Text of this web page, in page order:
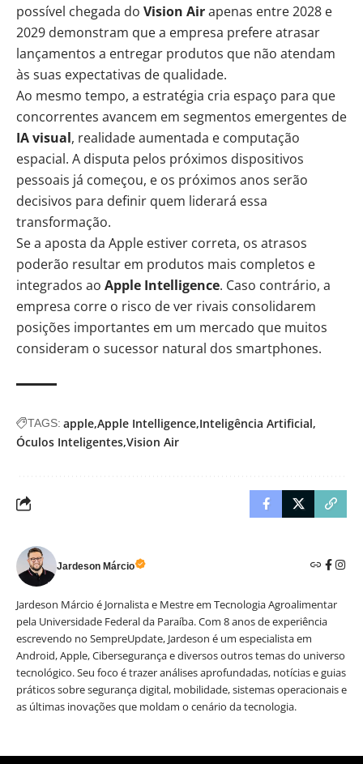
possível chegada do Vision Airapenas entre 2028 e
2029 demonstram que a empresa prefere atrasar
lançamentos a entregar produtos que não atendam
às suas expectativas de qualidade.
Ao mesmo tempo, a estratégia cria espaço para que
concorrentes avancem em segmentos emergentes de
IA visual, realidade aumentada e computação
espacial. A disputa pelos próximos dispositivos
pessoais já começou, e os próximos anos serão
decisivos para definir quem liderará essa
transformação.
Se a aposta da Apple estiver correta, os atrasos
poderão resultar em produtos mais completos e
integrados ao Apple Intelligence. Caso contrário, a
empresa corre o risco de ver rivais consolidarem
posições importantes em um mercado que muitos
consideram o sucessor natural dos smartphones.
TAGS: apple Apple Intelligence Inteligência Artificial
Óculos Inteligentes Vision Air
Jardeson Márcio
Jardeson Márcio é Jornalista e Mestre em Tecnologia Agroalimentar
pela Universidade Federal da Paraíba. Com 8 anos de experiência
escrevendo no SempreUpdate, Jardeson é um especialista em
Android, Apple, Cibersegurança e diversos outros temas do universo
tecnológico. Seu foco é trazer análises aprofundadas, notícias e guias
práticos sobre segurança digital, mobilidade, sistemas operacionais e
as últimas inovações que moldam o cenário da tecnologia.